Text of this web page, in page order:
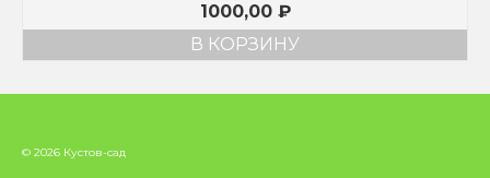
1000,00 ₽
В КОРЗИНУ
© 2026 Кустов-сад